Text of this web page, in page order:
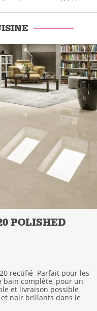
POLISHED
rectifié Parfait pour les
bain complète, pour un
et livraison possible
noir brillants dans le